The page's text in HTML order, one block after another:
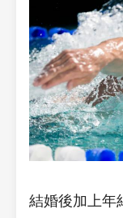
結婚後加上年